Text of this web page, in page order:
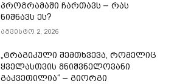
პროგრამაში ჩართავს – რას
ნიშნავს ეს?
აგვისტო 2, 2026
„ტრაგიკული შემთხვევა, რომელიც
ყველასთვის მნიშვნელოვანი
გაკვეთილია“ – გიორგი